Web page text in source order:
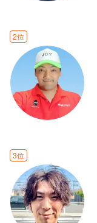
2位
3位